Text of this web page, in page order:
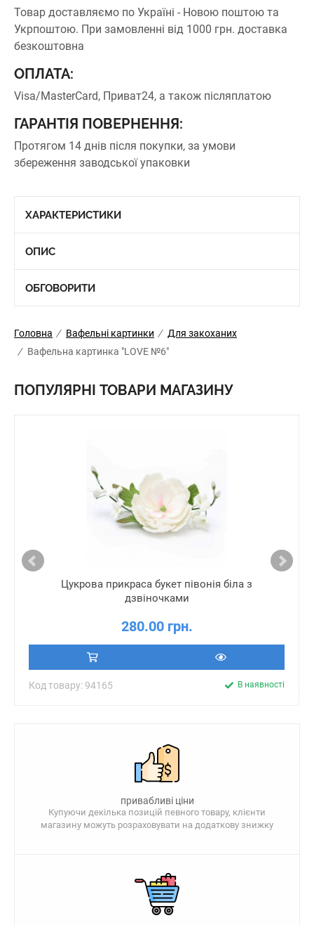
Товар доставляємо по Україні - Новою поштою та
Укрпоштою. При замовленні від 1000 грн. доставка
безкоштовна
ОПЛАТА:
Visa/MasterCard, Приват24, а також післяплатою
ГАРАНТІЯ ПОВЕРНЕННЯ:
Протягом 14 днів після покупки, за умови
збереження заводської упаковки
ХАРАКТЕРИСТИКИ
ОПИС
ОБГОВОРИТИ
Головна / Вафельні картинки / Для закоханих
/ Вафельна картинка "LOVE №6"
ПОПУЛЯРНІ ТОВАРИ МАГАЗИНУ
Цукрова прикраса букет півонія біла з
дзвіночками
280.00 грн.
Код товару: 94165 В наявності
привабливі ціни
Купуючи декілька позицій певного товару, клієнти
магазину можуть розраховувати на додаткову знижку